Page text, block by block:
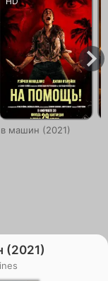
машин (2021)
(2021)